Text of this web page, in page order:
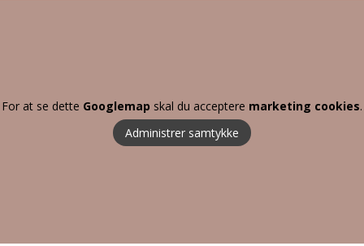
For at se dette Googlemap skal du acceptere marketing cookies.
Administrer samtykke